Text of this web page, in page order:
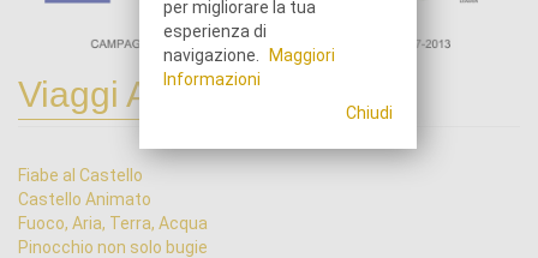
Viaggi Animati
Fiabe al Castello
Castello Animato
Fuoco, Aria, Terra, Acqua
Pinocchio non solo bugie
per migliorare la tua
esperienza di
navigazione.
Maggiori
Informazioni
Chiudi